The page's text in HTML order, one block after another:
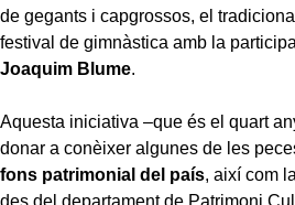
de gegants i capgrossos, el
festival de gimnàstica amb la
Joaquim Blume.
Aquesta iniciativa –que és el quart
donar a conèixer algunes de les
fons patrimonial del país, així com
des del departament de Patrimoni